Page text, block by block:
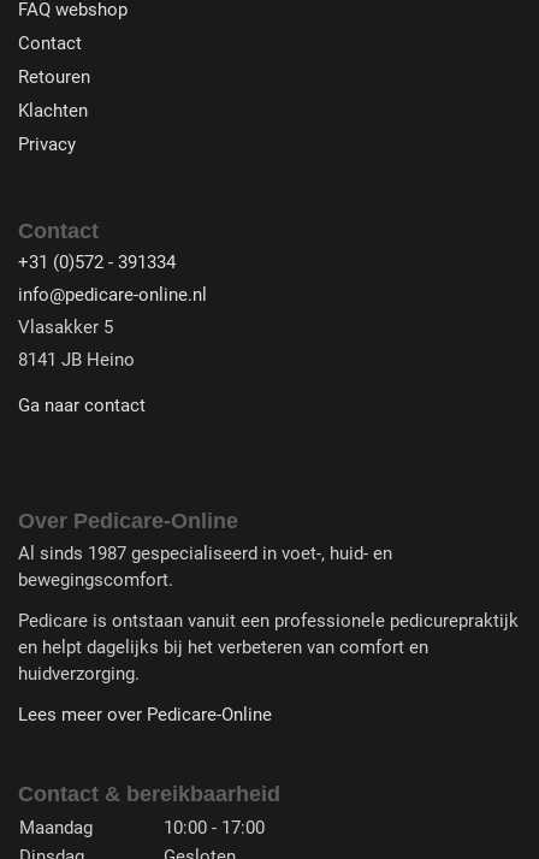
FAQ webshop
Contact
Retouren
Klachten
Privacy
Contact
+31 (0)572 - 391334
info@pedicare-online.nl
Vlasakker 5
8141 JB Heino
Ga naar contact
Over Pedicare-Online
Al sinds 1987 gespecialiseerd in voet-, huid- en
bewegingscomfort.
Pedicare is ontstaan vanuit een professionele pedicurepraktijk
en helpt dagelijks bij het verbeteren van comfort en
huidverzorging.
Lees meer over Pedicare-Online
Contact & bereikbaarheid
Maandag
10:00 - 17:00